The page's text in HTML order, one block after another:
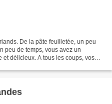
De la pâte feuilletée, un peu
peu de temps, vous avez un
et délicieux. A tous les coups, vos